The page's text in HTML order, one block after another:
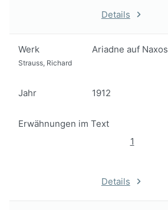
Details
Werk Ariadne auf Naxos
Strauss, Richard
Jahr 1912
Erwähnungen im Text
1
Details